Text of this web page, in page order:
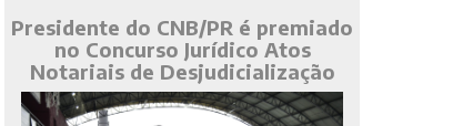
Presidente do CNB/PR é premiado
no Concurso Jurídico Atos
Notariais de Desjudicialização